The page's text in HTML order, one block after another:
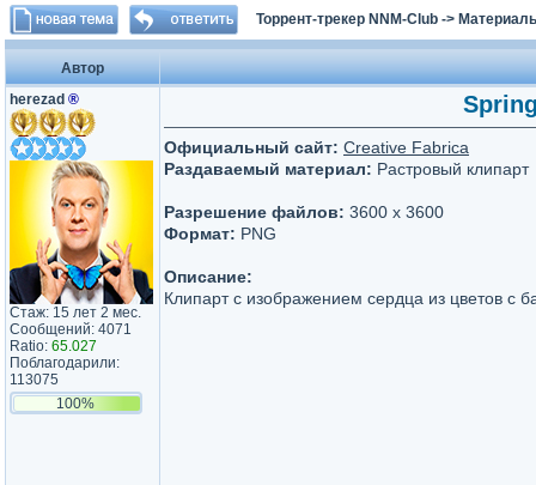
Торрент-трекер NNM-Club ->
Автор
herezad ®
Стаж: 15 лет 2 мес.
Сообщений: 4071
Ratio: 65.027
Поблагодарили:
113075
100%
Официальный сайт: Creative Fabrica
Раздаваемый материал: Растровый клипарт
Разрешение файлов: 3600 x 3600
Формат: PNG
Описание:
Клипарт с изображением сердца из цветов с